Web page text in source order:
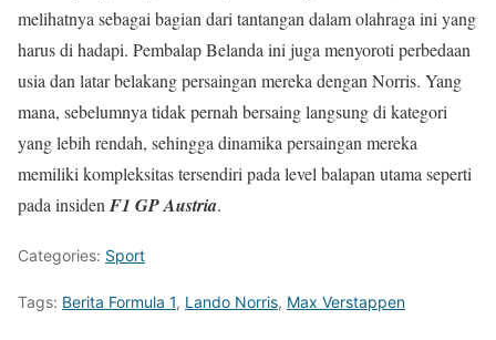
melihatnya sebagai bagian dari tantangan dalam olahraga ini yang
harus di hadapi. Pembalap Belanda ini juga menyoroti perbedaan
usia dan latar belakang persaingan mereka dengan Norris. Yang
mana, sebelumnya tidak pernah bersaing langsung di kategori
yang lebih rendah, sehingga dinamika persaingan mereka
memiliki kompleksitas tersendiri pada level balapan utama seperti
pada insiden F1 GP Austria.
Categories: Sport
Tags: Berita Formula 1, Lando Norris, Max Verstappen